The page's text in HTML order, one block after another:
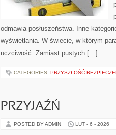
odmawia posłuszeństwa. Inne
wyświetlania. W świecie, w którym
uczciwość. Zamiast pustych […]
CATEGORIES: PRZYSZŁOŚĆ
PRZYJAŹŃ
POSTED BY ADMIN LUT - 6 - 2026